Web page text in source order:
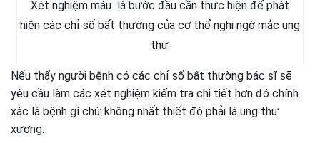
Xét nghiệm máu là bước đầu cần thực hiện để phát
hiện các chỉ số bất thường của cơ thể nghi ngờ mắc ung
thư
Nếu thấy người bệnh có các chỉ số bất thường bác sĩ sẽ
yêu cầu làm các xét nghiệm kiểm tra chi tiết hơn đó chính
xác là bệnh gì chứ không nhất thiết đó phải là ung thư
xương.